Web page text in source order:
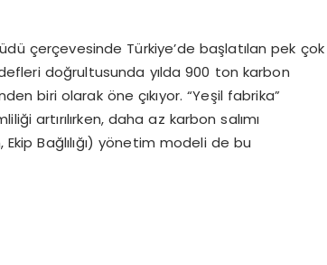
çerçevesinde Türkiye’de başlatılan pek çok
doğrultusunda yılda 900 ton karbon
biri olarak öne çıkıyor. “Yeşil fabrika”
artırılırken, daha az karbon salımı
Bağlılığı) yönetim modeli de bu